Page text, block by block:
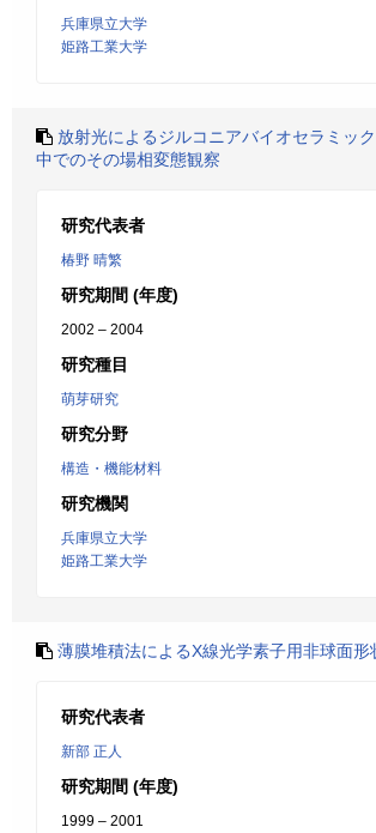
兵庫県立大学
姫路工業大学
放射光によるジルコニアバイオセラミッ
中でのその場相変態観察
研究代表者
椿野 晴繁
研究期間 (年度)
2002 – 2004
研究種目
萌芽研究
研究分野
構造・機能材料
研究機関
兵庫県立大学
姫路工業大学
薄膜堆積法によるX線光学素子用非球面形
研究代表者
新部 正人
研究期間 (年度)
1999 – 2001